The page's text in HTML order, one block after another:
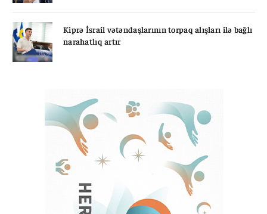
Kiprə İsrail vətəndaşlarının torpaq alışları ilə bağlı
narahatlıq artır